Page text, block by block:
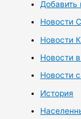
Добавить
Новости
Новости
Новости
Новости
История